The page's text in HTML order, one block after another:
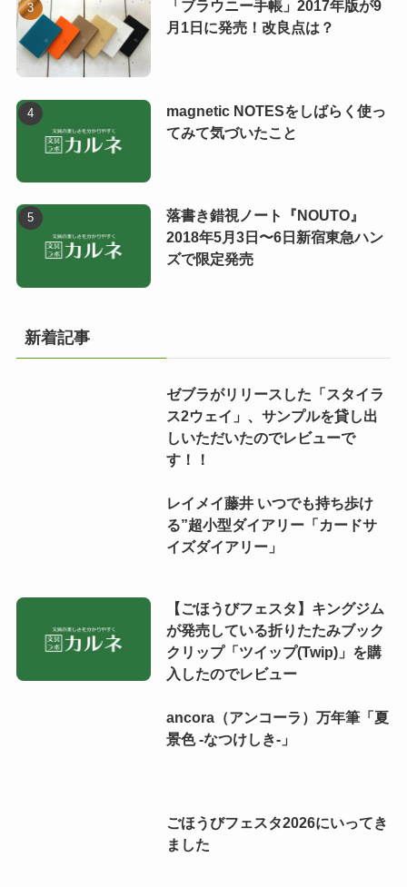
「ブラウニー手帳」2017年版が9
月1日に発売！改良点は？
magnetic NOTESをしばらく使っ
てみて気づいたこと
落書き錯視ノート『NOUTO』
2018年5月3日〜6日新宿東急ハン
ズで限定発売
新着記事
ゼブラがリリースした「スタイラ
ス2ウェイ」、サンプルを貸し出
しいただいたのでレビューで
す！！
レイメイ藤井 いつでも持ち歩け
る”超小型ダイアリー「カードサ
イズダイアリー」
【ごほうびフェスタ】キングジム
が発売している折りたたみブック
クリップ「ツイップ(Twip)」を購
入したのでレビュー
ancora（アンコーラ）万年筆「夏
景色 -なつけしき-」
ごほうびフェスタ2026にいってき
ました